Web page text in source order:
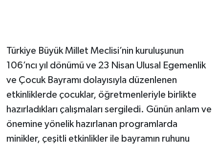
Türkiye Büyük Millet Meclisi’nin kuruluşunun
106’ncı yıl dönümü ve 23 Nisan Ulusal Egemenlik
ve Çocuk Bayramı dolayısıyla düzenlenen
etkinliklerde çocuklar, öğretmenleriyle birlikte
hazırladıkları çalışmaları sergiledi. Günün anlam ve
önemine yönelik hazırlanan programlarda
minikler, çeşitli etkinlikler ile bayramın ruhunu